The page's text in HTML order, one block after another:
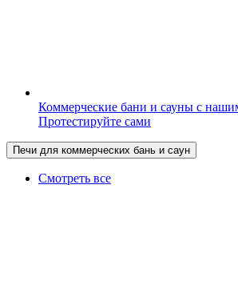
Коммерческие бани и сауны с
Протестируйте сами
Печи для коммерческих бань и саун
Смотреть все